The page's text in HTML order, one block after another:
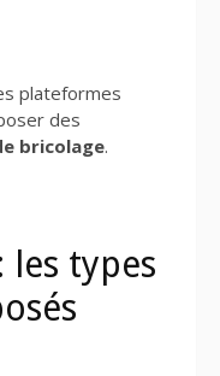
plateformes
des
bricolage.
les types